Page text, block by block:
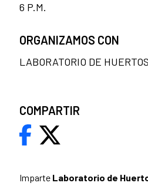
Imparte Laboratorio de
6 P.M.
ORGANIZAMOS CON
LABORATORIO DE
COMPARTIR